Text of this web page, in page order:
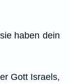
haben dein
Gott Israels,